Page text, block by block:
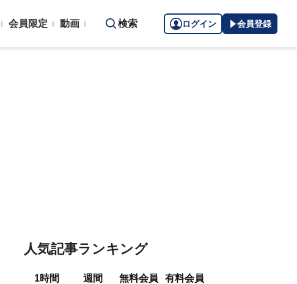
会員限定 動画 検索 ログイン 会員登録
人気記事ランキング
1時間 週間 無料会員 有料会員